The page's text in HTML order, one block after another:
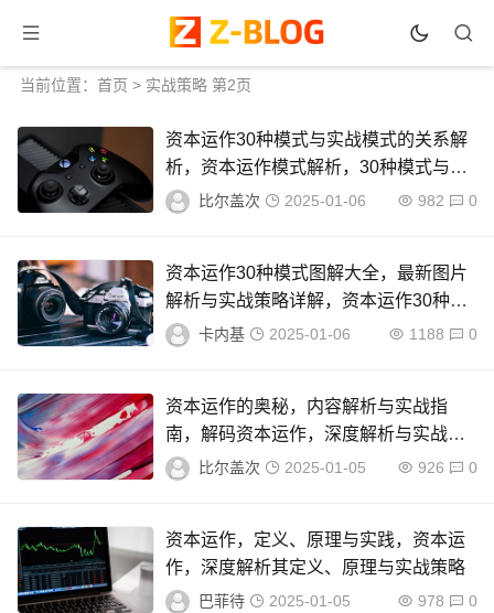
当前位置： 首页 > 实战策略 第2页
资本运作30种模式与实战模式的关系解
析，资本运作模式解析，30种模式与实
战策略关联揭秘
比尔盖次 2025-01-06 982 0
资本运作30种模式图解大全，最新图片
解析与实战策略详解，资本运作30种模
式深度解析，图文并茂实战策略指南
卡内基 2025-01-06 1188 0
资本运作的奥秘，内容解析与实战指
南，解码资本运作，深度解析与实战策
略
比尔盖次 2025-01-05 926 0
资本运作，定义、原理与实践，资本运
作，深度解析其定义、原理与实战策略
巴菲待 2025-01-05 978 0